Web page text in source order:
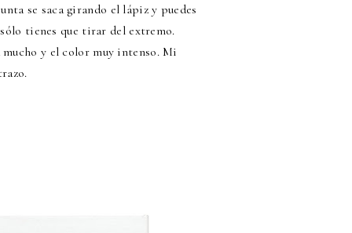
se saca girando el lápiz y puedes
tienes que tirar del extremo.
y el color muy intenso. Mi